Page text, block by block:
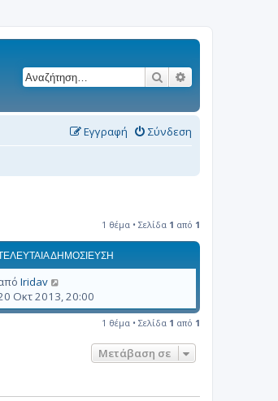
Αναζήτηση
Σύνδεση
Εγγραφή
1 θέμα • Σελίδα 1 από 1
ΔΗΜΟΣΊΕΥΣΗ
Iridav
Οκτ 2013, 20:00
1 θέμα • Σελίδα 1 από 1
Μετάβαση σε